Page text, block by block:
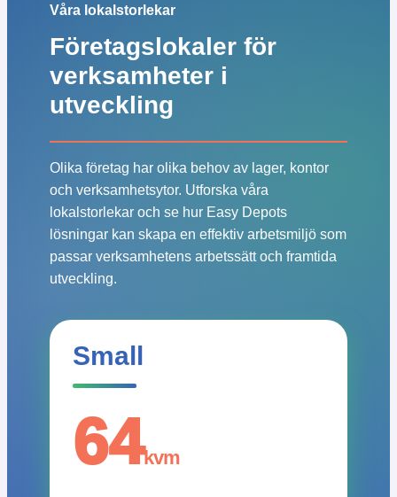
Våra lokalstorlekar
Företagslokaler för
verksamheter i
utveckling
Olika företag har olika behov av lager, kontor
och verksamhetsytor. Utforska våra
lokalstorlekar och se hur Easy Depots
lösningar kan skapa en effektiv arbetsmiljö som
passar verksamhetens arbetssätt och framtida
utveckling.
Small
64kvm